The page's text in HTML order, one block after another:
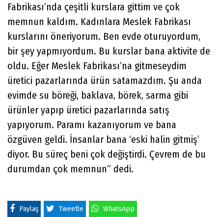
Fabrikası’nda çeşitli kurslara gittim ve çok
memnun kaldım. Kadınlara Meslek Fabrikası
kurslarını öneriyorum. Ben evde oturuyordum,
bir şey yapmıyordum. Bu kurslar bana aktivite de
oldu. Eğer Meslek Fabrikası’na gitmeseydim
üretici pazarlarında ürün satamazdım. Şu anda
evimde su böreği, baklava, börek, sarma gibi
ürünler yapıp üretici pazarlarında satış
yapıyorum. Paramı kazanıyorum ve bana
özgüven geldi. İnsanlar bana ‘eski halin gitmiş’
diyor. Bu süreç beni çok değiştirdi. Çevrem de bu
durumdan çok memnun” dedi.
Paylaş Tweetle WhatsApp